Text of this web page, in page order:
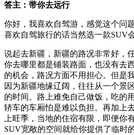
答主：带你去远行
你好，我喜欢自驾游，感觉这个问
喜欢自驾旅行的话当然选一款SUV
说起去新疆，新疆的路况非常好，
你去哪里都是铺装路面，也没有去
的机会，路况方面不用担心。但是
因为新疆地缘辽阔，往往从一个景
的时间。路上难免自己做饭，吃的
轿车的车厢怕是难以负担。再加上
上旺季，当地的住宿有限，即便你
SUV宽敞的空间就给你提供了临时